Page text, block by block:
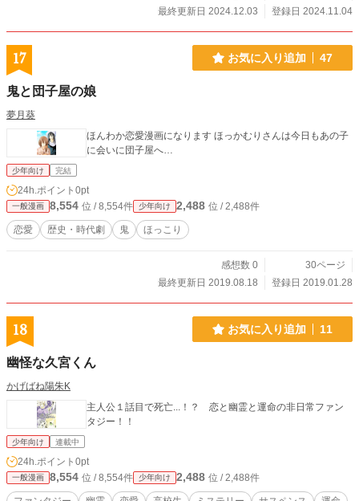
最終更新日 2024.12.03
登録日 2024.11.04
17 お気に入り追加 47
鬼と団子屋の娘
夢月葵
ほんわか恋愛漫画になります ほっかむりさんは今日もあの子
に会いに団子屋へ…
少年向け 完結
24h.ポイント 0pt
一般漫画 8,554 位 / 8,554件 少年向け 2,488 位 / 2,488件
恋愛 歴史・時代劇 鬼 ほっこり
感想数 0
30ページ
最終更新日 2019.08.18
登録日 2019.01.28
18 お気に入り追加 11
幽怪な久宮くん
かげばね陽朱K
主人公１話目で死亡...！？ 恋と幽霊と運命の非日常ファン
タジー！！
少年向け 連載中
24h.ポイント 0pt
一般漫画 8,554 位 / 8,554件 少年向け 2,488 位 / 2,488件